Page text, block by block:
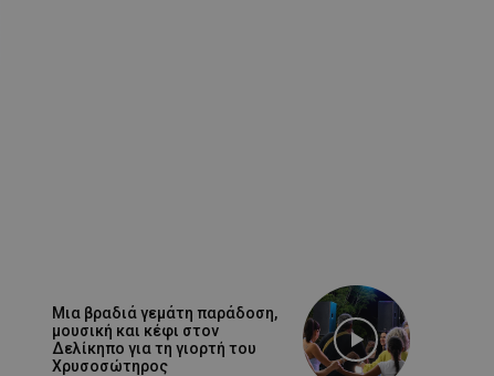
Μια βραδιά γεμάτη παράδοση,
μουσική και κέφι στον
Δελίκηπο για τη γιορτή του
Χρυσοσώτηρος